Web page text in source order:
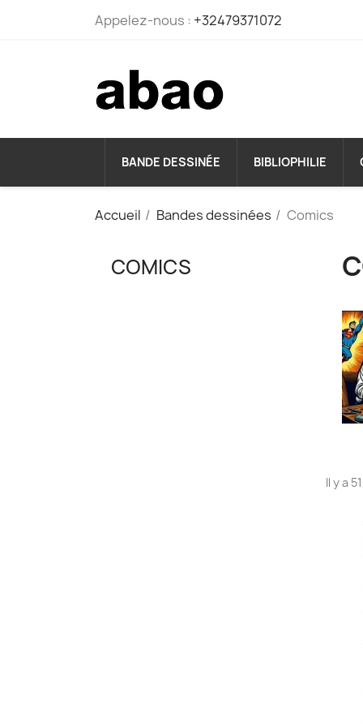
Appelez-nous : +32479371072
BANDE DESSINÉE BIBLIOPHILIE
Accueil Bandes dessinées Comics
COMICS
Il y a